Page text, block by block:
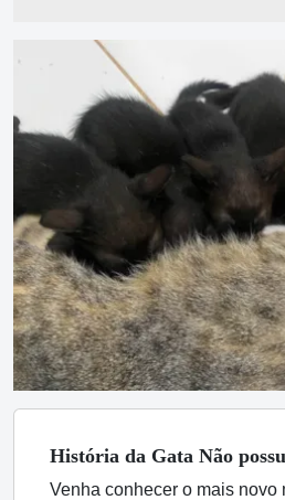
História da Gata Não
Venha conhecer o mais novo